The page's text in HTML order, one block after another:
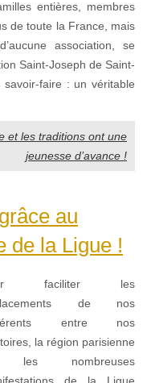
entières, membres
de toute la France, mais
association, se
Saint-Joseph de Saint-
faire : un véritable
et les traditions ont une
jeunesse d’avance !
au
de la Ligue !
faciliter les
de nos
entre nos
la région parisienne
nombreuses